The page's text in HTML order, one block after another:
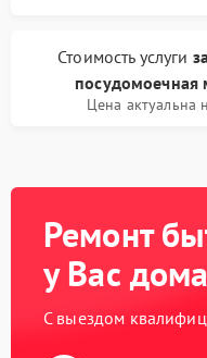
Стоимость услуги
посудомоечная
Цена актуальна
Ремонт
у Вас дома
С выездом